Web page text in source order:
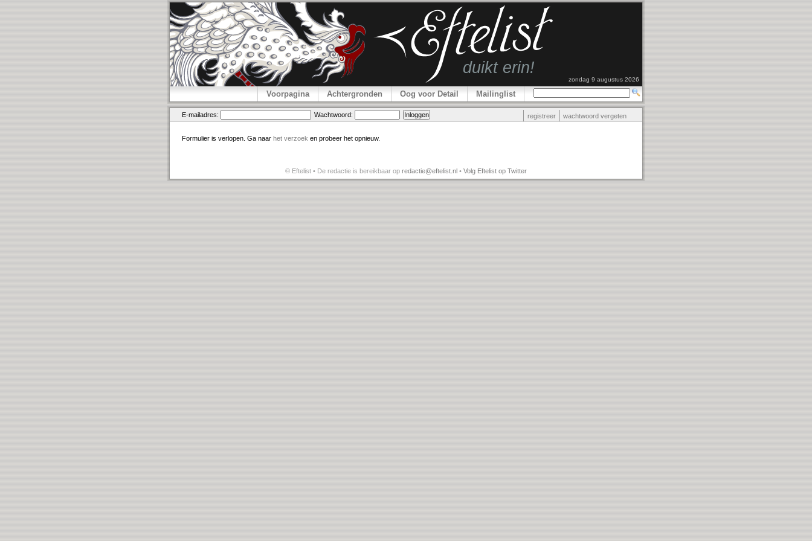
zondag 9 augustus 2026
Voorpagina Achtergronden Oog voor Detail Mailinglist
E-mailadres: Wachtwoord: registreer wachtwoord vergeten
Formulier is verlopen. Ga naar het verzoek en probeer het opnieuw.
© Eftelist • De redactie is bereikbaar op redactie@eftelist.nl • Volg Eftelist op Twitter